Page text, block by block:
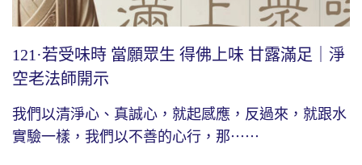
121·若受味時 當願眾生 得佛上味 甘露滿足｜淨
空老法師開示
我們以清淨心、真誠心，就起感應，反過來，就跟水
實驗一樣，我們以不善的心行，那⋯⋯